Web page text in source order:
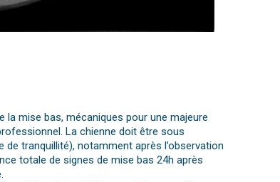
mise bas, mécaniques pour une majeure
La chienne doit être sous
tranquillité), notamment après l’observation
totale de signes de mise bas 24h après